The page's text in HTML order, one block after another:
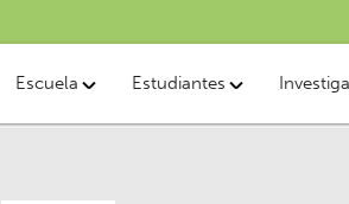
Escuela Estudiantes